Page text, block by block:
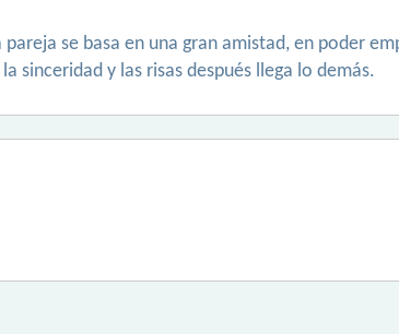
pareja se basa en una gran amistad, en poder
sinceridad y las risas después llega lo demás.